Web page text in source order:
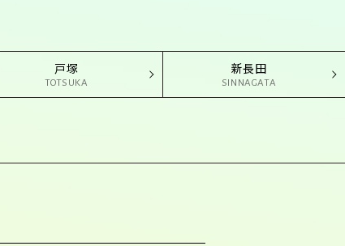
戸塚
TOTSUKA
新長田
SINNAGATA